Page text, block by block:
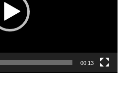
00:13